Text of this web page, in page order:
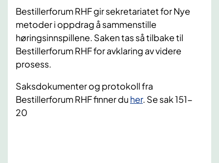
Bestillerforum RHF gir sekretariatet for Nye
metoder i oppdrag å sammenstille
høringsinnspillene. Saken tas så tilbake til
Bestillerforum RHF for avklaring av videre
prosess.
Saksdokumenter og protokoll fra
Bestillerforum RHF finner du her. Se sak 151-
20